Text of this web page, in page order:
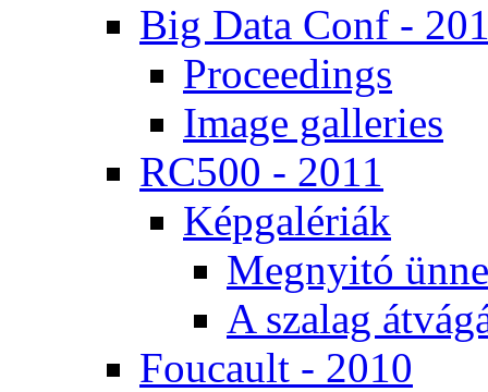
Big Da­ta Conf -
Pro­ce­e­dings
Image gal­le­ri­es
RC500 - 2011
Kép­ga­lé­ri­ák
Meg­nyi­tó
A sza­lag
Fo­u­ca­ult - 2010